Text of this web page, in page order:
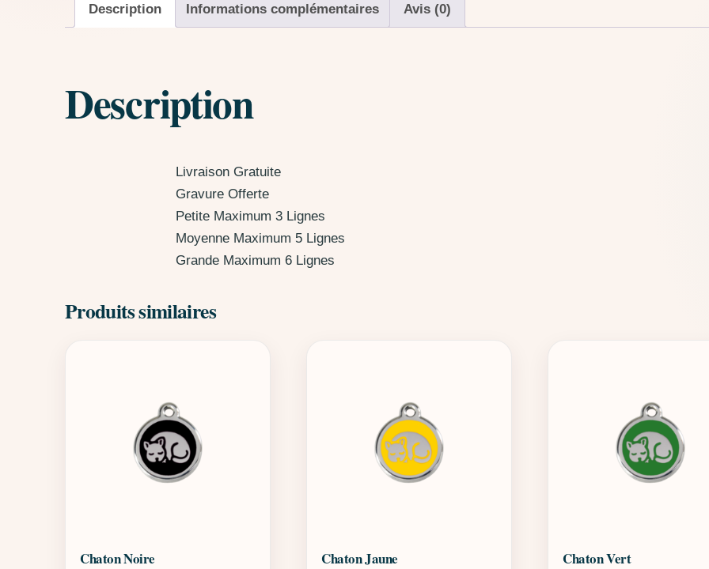
Description Informations complémentaires Avis (0)
Description
Livraison Gratuite
Gravure Offerte
Petite Maximum 3 Lignes
Moyenne Maximum 5 Lignes
Grande Maximum 6 Lignes
Produits similaires
Chaton Noire Chaton Jaune Chaton Vert